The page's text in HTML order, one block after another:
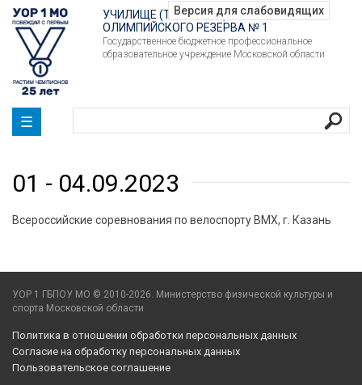
УЧИЛИЩЕ (ТЕХНИКУМ)
ОЛИМПИЙСКОГО РЕЗЕРВА № 1
Государственное бюджетное профессиональное
образовательное учреждение Московской области
☰
01 - 04.09.2023
Всероссийские соревнования по велоспорту BMX, г. Казань
УОР 1 ГБПОУ МО © 2010-2026. Министерство физической культуры и
спорта Московской области
Политика в отношении обработки персональных данных
Согласие на обработку персональных данных
Пользовательское соглашение